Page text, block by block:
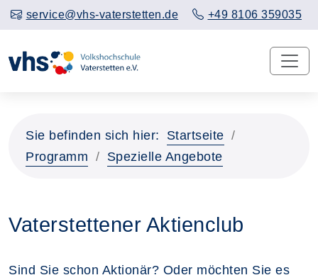
service@vhs-vaterstetten.de +49 8106 359035
Sie befinden sich hier:
Startseite
Programm
Spezielle Angebote
Vaterstettener Aktienclub
Sind Sie schon Aktionär? Oder möchten Sie es